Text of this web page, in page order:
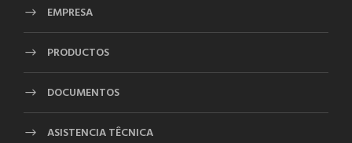
EMPRESA
PRODUCTOS
DOCUMENTOS
ASISTENCIA TÊCNICA